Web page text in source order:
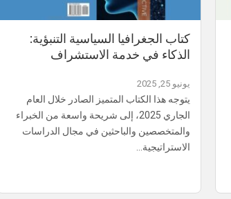
كتاب الجغرافيا السياسية التنبؤية:
الذكاء في خدمة الاستشراف
يونيو 25, 2025
يتوجه هذا الكتاب المتميز الصادر خلال العام
الجاري 2025، إلى شريحة واسعة من الخبراء
والمتخصصين والباحثين في مجال الدراسات
الاستراتيجية…